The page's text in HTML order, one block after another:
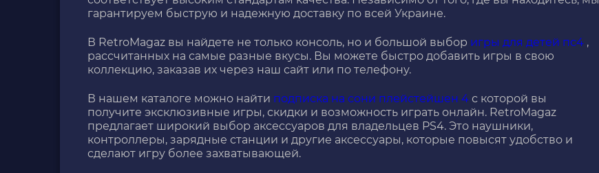
гарантируем быструю и надежную доставку по всей Украине.
В RetroMagaz вы найдете не только консоль, но и большой выбор игры для детей пс4 ,
рассчитанных на самые разные вкусы. Вы можете быстро добавить игры в свою
коллекцию, заказав их через наш сайт или по телефону.
В нашем каталоге можно найти подписка на сони плейстейшен 4 с которой вы
получите эксклюзивные игры, скидки и возможность играть онлайн. RetroMagaz
предлагает широкий выбор аксессуаров для владельцев PS4. Это наушники,
контроллеры, зарядные станции и другие аксессуары, которые повысят удобство и
сделают игру более захватывающей.